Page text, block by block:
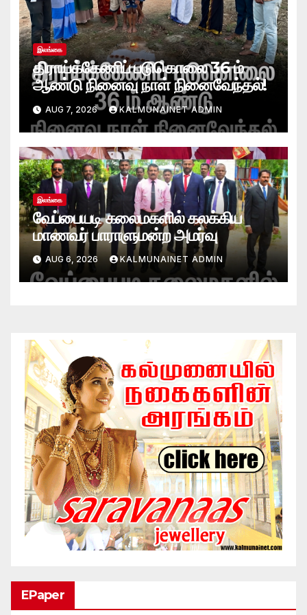
இலங்கை
திராய்க்கேணிப் படுகொலை 36 ம்
ஆண்டு நினைவு நாள் நினைவேந்தல்!
AUG 7, 2026 KALMUNAINET ADMIN
இலங்கை
வேப்பையடி கலைமகளில் கலக்கிய
மாணவர் பாராளுமன்ற அமர்வு
AUG 6, 2026 KALMUNAINET ADMIN
EPaper